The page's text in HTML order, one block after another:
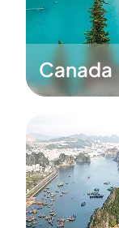
Canada